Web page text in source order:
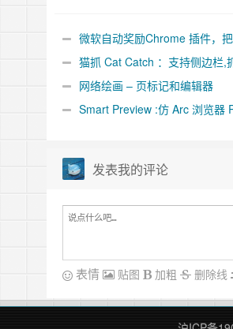
微软自动奖励Chrome 插件，
了 猫抓 Cat Catch ：支持侧边栏,
合并工具
网络绘画 – 页标记和编辑器
Smart Preview :仿 Arc 浏览器
发表我的评论
表情 贴图 加粗 删除线